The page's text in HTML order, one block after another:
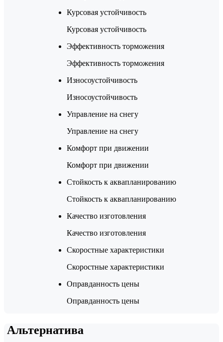
Курсовая устойчивость
Курсовая устойчивость
Эффективность торможения
Эффективность торможения
Износоустойчивость
Износоустойчивость
Управление на снегу
Управление на снегу
Комфорт при движении
Комфорт при движении
Стойкость к аквапланированию
Стойкость к аквапланированию
Качество изготовления
Качество изготовления
Скоростные характеристики
Скоростные характеристики
Оправданность цены
Оправданность цены
Альтернатива